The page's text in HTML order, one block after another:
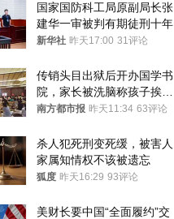
国家国防科工局原副局长张
建华一审被判有期徒刑十年
新华社 昨天17:00 31评论
传销头目出狱后开办国学书
院，家长被洗脑称孩子挨打
才有效果
南方都市报 昨天11:34 63评论
杀人犯死刑变死缓，被害人
家属知情权不该被遗忘
狐度 昨天16:29 93评论
美财长要中国“全面履约”交